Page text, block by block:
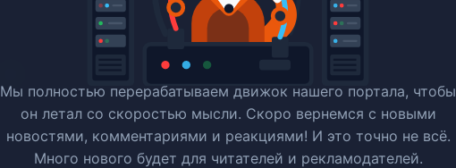
Мы полностью перерабатываем движок нашего портала, чтобы
он летал со скоростью мысли. Скоро вернемся c новыми
новостями, комментариями и реакциями! И это точно не всё.
Много нового будет для читателей и рекламодателей.